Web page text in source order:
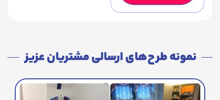
نمونه طرح‌های ارسالی مشتریان عزیز